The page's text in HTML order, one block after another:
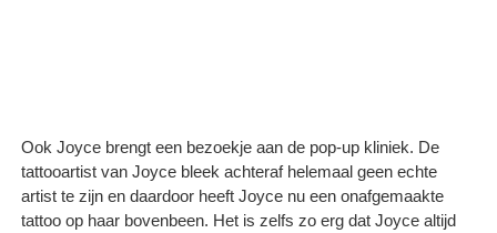
Ook Joyce brengt een bezoekje aan de pop-up kliniek. De
tattooartist van Joyce bleek achteraf helemaal geen echte
artist te zijn en daardoor heeft Joyce nu een onafgemaakte
tattoo op haar bovenbeen. Het is zelfs zo erg dat Joyce altijd